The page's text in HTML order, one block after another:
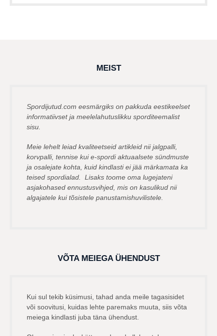
MEIST
Spordijutud.com eesmärgiks on pakkuda eestikeelset
informatiivset ja meelelahutuslikku sporditeemalist
sisu.
Meie lehelt leiad kvaliteetseid artikleid nii jalgpalli,
korvpalli, tennise kui e-spordi aktuaalsete sündmuste
ja osalejate kohta, kuid kindlasti ei jää märkamata ka
teised spordialad. Lisaks toome oma lugejateni
asjakohased ennustusvihjed, mis on kasulikud nii
algajatele kui tõsistele panustamishuvilistele.
VÕTA MEIEGA ÜHENDUST
Kui sul tekib küsimusi, tahad anda meile tagasisidet
või soovitusi, kuidas lehte paremaks muuta, siis võta
meiega kindlasti juba täna ühendust.